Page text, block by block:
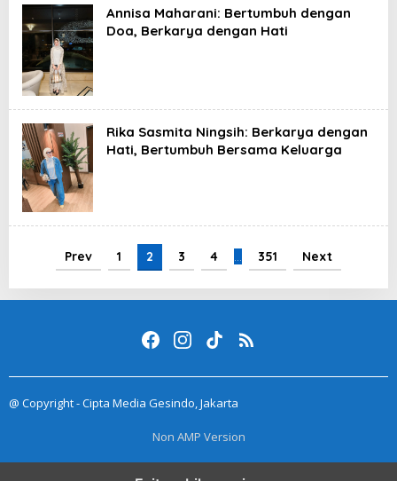
Annisa Maharani: Bertumbuh dengan
Doa, Berkarya dengan Hati
Rika Sasmita Ningsih: Berkarya dengan
Hati, Bertumbuh Bersama Keluarga
Prev 1 2 3 4 … 351 Next
@ Copyright - Cipta Media Gesindo, Jakarta
Non AMP Version